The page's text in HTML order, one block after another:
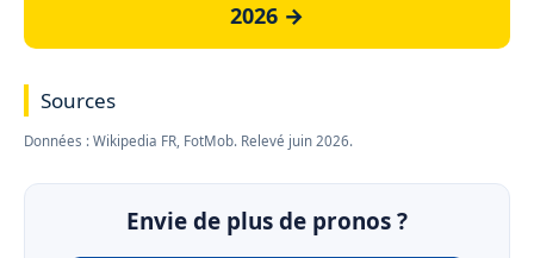
2026 →
Sources
Données : Wikipedia FR, FotMob. Relevé juin 2026.
Envie de plus de pronos ?